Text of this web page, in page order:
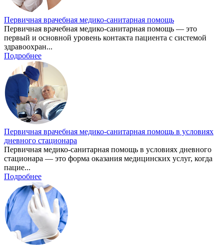
Первичная врачебная медико-санитарная помощь
Первичная врачебная медико-санитарная помощь — это
первый и основной уровень контакта пациента с системой
здравоохран...
Подробнее
Первичная врачебная медико-санитарная помощь в условиях
дневного стационара
Первичная медико-санитарная помощь в условиях дневного
стационара — это форма оказания медицинских услуг, когда
пацие...
Подробнее